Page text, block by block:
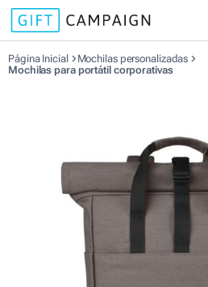
Página Inicial
Mochilas personalizadas
Mochilas para portátil corporativas